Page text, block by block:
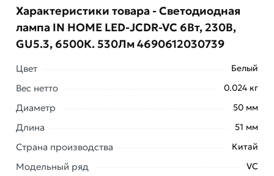
Условия доставки и цены на товар Светодиодная
6500К. 530Лм 4690612030739 из категории
Светодиодные (LED)действительны в Москве и
Характеристики товара - Светодиодная
лампа IN HOME LED-JCDR-VC 6Вт, 230В,
GU5.3, 6500К. 530Лм 4690612030739
Цвет Белый
Вес нетто 0.024 кг
Диаметр 50 мм
Длина 51 мм
Страна производства Китай
Модельный ряд VC